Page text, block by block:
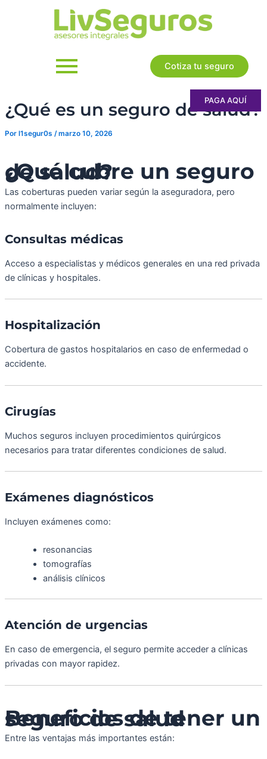
Cotiza tu seguro
PAGA AQUÍ
¿Qué es un seguro de salud?
Por l1segur0s /marzo 10, 2026
¿Qué cubre un seguro de salud?
Las coberturas pueden variar según la aseguradora, pero
normalmente incluyen:
Consultas médicas
Acceso a especialistas y médicos generales en una red privada
de clínicas y hospitales.
Hospitalización
Cobertura de gastos hospitalarios en caso de enfermedad o
accidente.
Cirugías
Muchos seguros incluyen procedimientos quirúrgicos
necesarios para tratar diferentes condiciones de salud.
Exámenes diagnósticos
Incluyen exámenes como:
resonancias
tomografías
análisis clínicos
Atención de urgencias
En caso de emergencia, el seguro permite acceder a clínicas
privadas con mayor rapidez.
Beneficios de tener un seguro de salud
Entre las ventajas más importantes están: